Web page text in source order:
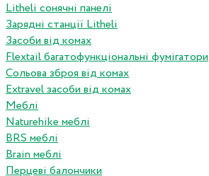
Litheli сонячні панелі
Зарядні станції Litheli
Засоби від комах
Flextail багатофункціональні фумігатори
Сольова зброя від комах
Extravel засоби від комах
Меблі
Naturehike меблі
BRS меблі
Brain меблі
Перцеві балончики